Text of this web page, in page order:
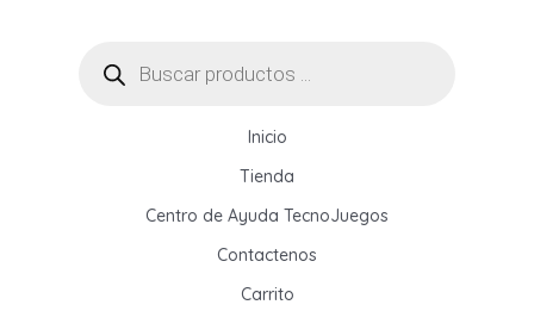
productos
Inicio
Tienda
Centro de Ayuda TecnoJuegos
Contactenos
Carrito